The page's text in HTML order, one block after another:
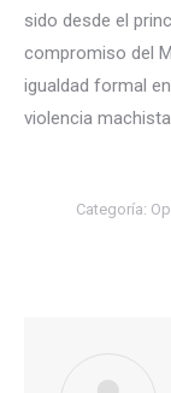
sido desde el
compromiso del
igualdad formal
violencia
Categoría: